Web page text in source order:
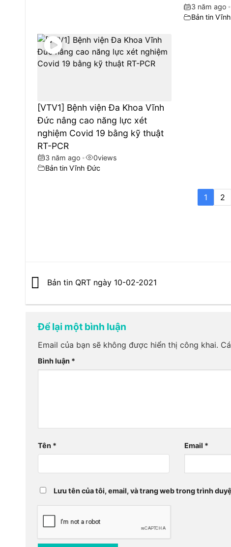
3 năm ago •
Bản tin
[VTV1] Bệnh viện Đa Khoa Vĩnh
Đức nâng cao năng lực xét
nghiệm Covid 19 bằng kỹ thuật
RT-PCR
3 năm ago • 0views
Bản tin Vĩnh Đức
1 2
Bản tin QRT ngày 10-02-2021
Để lại một bình luận
Email của bạn sẽ không được hiển thị công khai.
Bình luận *
Tên * Email *
Lưu tên của tôi, email, và trang web trong trình